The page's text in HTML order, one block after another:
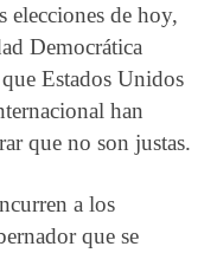
elecciones de hoy,
Democrática
Estados Unidos
han
que no son justas.
a los
que se